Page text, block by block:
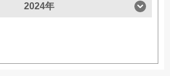
2024年